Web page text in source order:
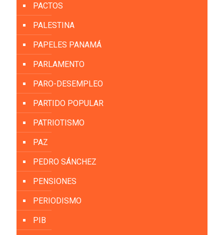
PACTOS
PALESTINA
PAPELES PANAMÁ
PARLAMENTO
PARO-DESEMPLEO
PARTIDO POPULAR
PATRIOTISMO
PAZ
PEDRO SÁNCHEZ
PENSIONES
PERIODISMO
PIB